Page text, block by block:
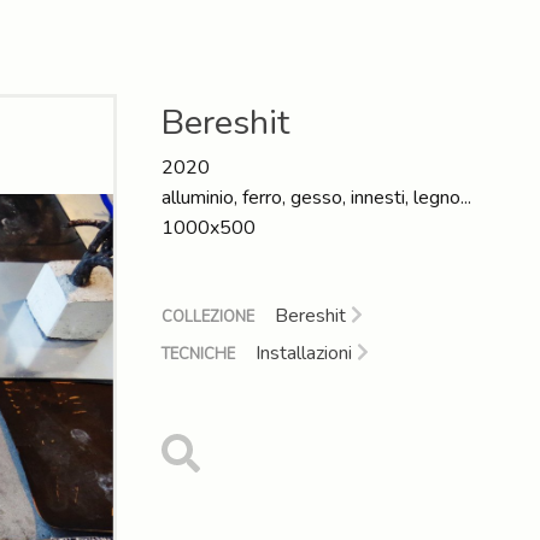
Bereshit
2020
alluminio, ferro, gesso, innesti, legno...
1000x500
COLLEZIONE Bereshit
TECNICHE Installazioni